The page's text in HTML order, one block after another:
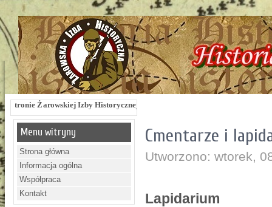
Historycznej !!! Żarowska Izba Historyczna, ul. Dworcowa 3 !!! e-mail:
Menu witryny
Strona główna
Informacja ogólna
Współpraca
Kontakt
Cmentarze i
Utworzono: wtorek,
Lapidarium